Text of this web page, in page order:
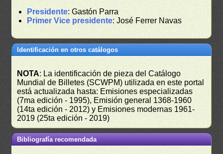
Presidente: Gastón Parra
Primer Vice presidente: José Ferrer Navas
Identificación en otros catálogos
NOTA: La identificación de pieza del Catálogo
Mundial de Billetes (SCWPM) utilizada en este portal
está actualizada hasta: Emisiones especializadas
(7ma edición - 1995), Emisión general 1368-1960
(14ta edición - 2012) y Emisiones modernas 1961-
2019 (25ta edición - 2019)
Bibliografía recomendada